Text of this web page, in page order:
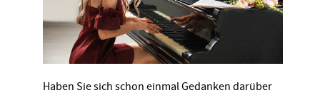
Haben Sie sich schon einmal Gedanken darüber